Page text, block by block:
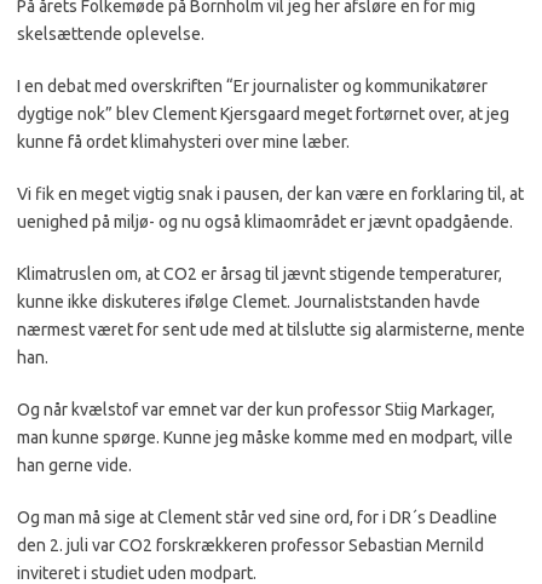
På årets Folkemøde på Bornholm vil jeg her afsløre en for mig
skelsættende oplevelse.
I en debat med overskriften “Er journalister og kommunikatører
dygtige nok” blev Clement Kjersgaard meget fortørnet over, at jeg
kunne få ordet klimahysteri over mine læber.
Vi fik en meget vigtig snak i pausen, der kan være en forklaring til, at
uenighed på miljø- og nu også klimaområdet er jævnt opadgående.
Klimatruslen om, at CO2 er årsag til jævnt stigende temperaturer,
kunne ikke diskuteres ifølge Clemet. Journaliststanden havde
nærmest været for sent ude med at tilslutte sig alarmisterne, mente
han.
Og når kvælstof var emnet var der kun professor Stiig Markager,
man kunne spørge. Kunne jeg måske komme med en modpart, ville
han gerne vide.
Og man må sige at Clement står ved sine ord, for i DR´s Deadline
den 2. juli var CO2 forskrækkeren professor Sebastian Mernild
inviteret i studiet uden modpart.